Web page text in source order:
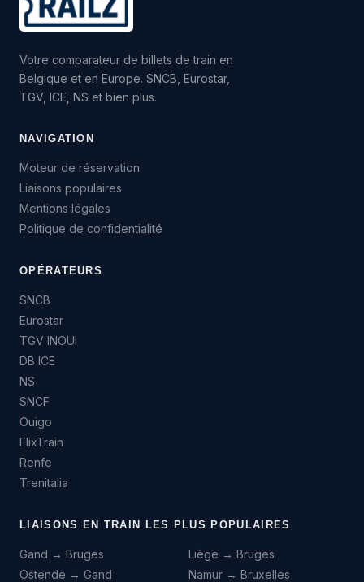
Votre comparateur de billets de train en
Belgique et en Europe. SNCB, Eurostar,
TGV, ICE, NS et bien plus.
NAVIGATION
Moteur de réservation
Liaisons populaires
Mentions légales
Politique de confidentialité
OPÉRATEURS
SNCB
Eurostar
TGV INOUI
DB ICE
NS
SNCF
Ouigo
FlixTrain
Renfe
Trenitalia
LIAISONS EN TRAIN LES PLUS POPULAIRES
Gand → Bruges
Ostende → Gand
Liège → Bruges
Namur → Bruxelles